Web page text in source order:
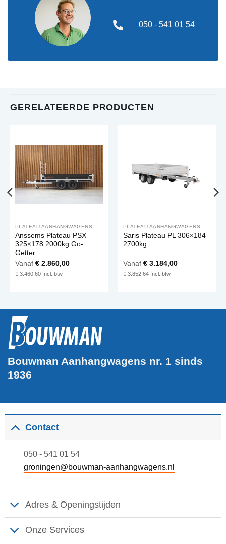
050 - 541 01 54
GERELATEERDE PRODUCTEN
PLATEAU AANHANGWAGENS
Anssems Plateau PSX
325×178 2000kg Go-
Getter
Vanaf €2.860,00
€3.460,60
PLATEAU AANHANGWAGENS
Saris Plateau PL 306×184
2700kg
Vanaf €3.184,00
€3.852,64
Bouwman Aanhangwagens nr. 1 sinds
1936
Contact
050 - 541 01 54
groningen@bouwman-aanhangwagens.nl
Adres & Openingstijden
Onze Services